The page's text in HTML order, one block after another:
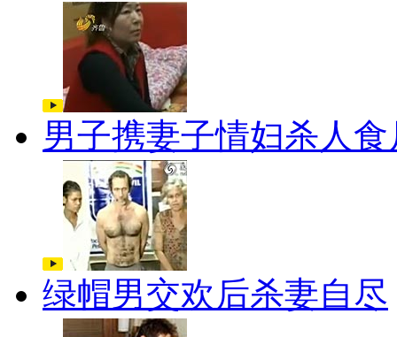
男子携妻子情妇杀人食
绿帽男交欢后杀妻自尽